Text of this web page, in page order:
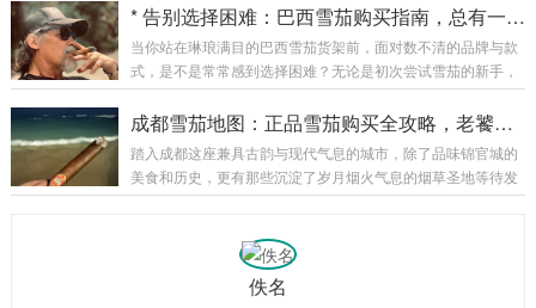
对雪茄属性缺乏了解，而在众多款式中犹豫不...
将带你从预算入手，逐步探索Bohem雪茄的多样化购买指南，
前，先了解一下什么是Bohem雪茄。Bohem品牌以独特的混合
工艺和精选烟叶闻名，其产品线覆盖了从入门级到奢华收藏品
提升享受层次的资深爱好者，Boh...
* 告别选择困难：巴西雪茄购买指南，总有一款适合你
当你站在琳琅满目的巴西雪茄货架前，面对数不清的品牌与款
式，是不是常常感到选择困难？无论是初次尝试雪茄的新手，
还是资深收藏家，挑选一支心仪的巴西雪茄都可能如同一场复
杂的“冒险”。事实上，告别选择困难并非难事，只要你了解关
定”的雪茄。 首先，让我们从巴西雪茄的产地特色说起。巴西
的烟草种植历史悠久，拥有独特的气候和土壤条件，这决定了
香和果味调，适合喜欢浓烈口感的雪茄爱好者。此...
成都雪茄地图：正品雪茄购买全攻略，老饕私藏！
踏入成都这座兼具古韵与现代气息的城市，除了品味锦官城的
美食和历史，更有那些沉淀了岁月烟火气息的烟草圣地等待发
掘。成都不仅是川菜的天下，更是雪茄爱好者心中的秘境。正
如探寻宝藏一般，穿梭于川蜀大地上的雪茄地图，揭秘那些藏
匿在街角、商铺中的正宗雪茄殿堂，助你构筑一份专属的雪茄
收藏，挥洒品味与雅致。 成都是一座讲究生活仪式感的城市，
佚名